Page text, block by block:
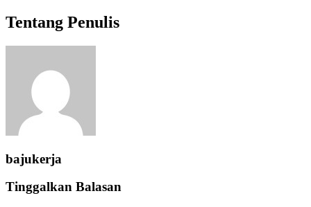
Tentang Penulis
bajukerja
Tinggalkan Balasan